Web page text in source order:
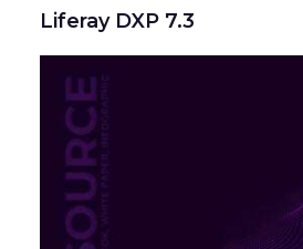
Liferay DXP 7.3